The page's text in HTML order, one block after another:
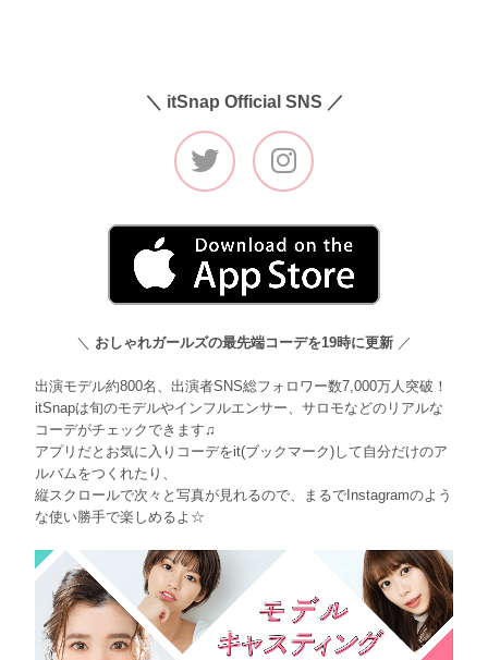
＼ itSnap Official SNS ／
＼ おしゃれガールズの最先端コーデを19時に更新 ／
出演モデル約800名、出演者SNS総フォロワー数7,000万人突破！
itSnapは旬のモデルやインフルエンサー、サロモなどのリアルな
コーデがチェックできます♫
アプリだとお気に入りコーデをit(ブックマーク)して自分だけのア
ルバムをつくれたり、
縦スクロールで次々と写真が見れるので、まるでInstagramのよう
な使い勝手で楽しめるよ☆